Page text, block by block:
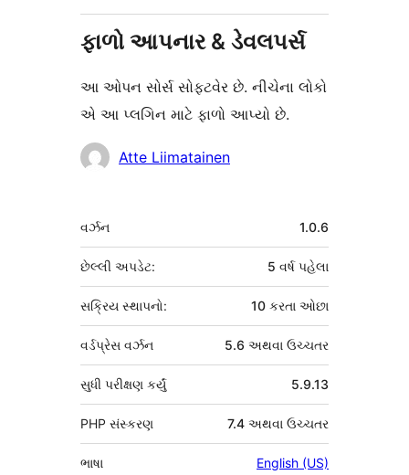
ફાળો આપનાર & ડેવલપર્સ
આ ઓપન સોર્સ સોફ્ટવેર છે. નીચેના લોકો
એ આ પ્લગિન માટે ફાળો આપ્યો છે.
ફાળો
Atte Liimatainen
મેટા
વર્ઝન 1.0.6
છેલ્લી અપડેટ: 5 વર્ષપહેલા
સક્રિય સ્થાપનો: 10 કરતા ઓછા
વર્ડપ્રેસ વર્ઝન 5.6 અથવા ઉચ્ચતર
5.9.13
સુધી પરીક્ષણ કર્યું
PHP સંસ્કરણ 7.4 અથવા ઉચ્ચતર
ભાષા English (US)